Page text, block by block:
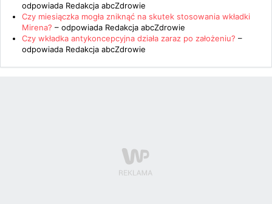
odpowiada Redakcja abcZdrowie
Czy miesiączka mogła zniknąć na skutek stosowania wkładki
Mirena? – odpowiada Redakcja abcZdrowie
Czy wkładka antykoncepcyjna działa zaraz po założeniu? –
odpowiada Redakcja abcZdrowie